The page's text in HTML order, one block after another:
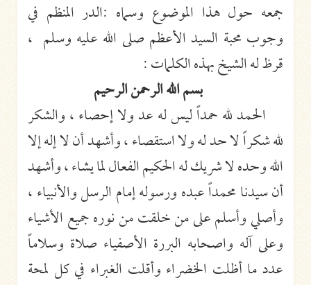
جمعه حول هذا الموضوع وسماه :الدر المنظم في
وجوب محبة السيد الأعظم صلى الله عليه وسلم ،
قرظ له الشيخ بهذه الكلمات :
بسم الله الرحمن الرحيم
الحمد لله حمداً ليس له عد ولا إحصاء ، والشكر
لله شكراً لا حد له ولا استقصاء ، وأشهد أن لا إله إلا
الله وحده لا شريك له الحكيم الفعال لما يشاء ، وأشهد
أن سيدنا محمداً عبده ورسوله إمام الرسل والأنبياء ،
وأصلي وأسلم على من خلقت من نوره جميع الأشياء
وعلى آله واصحابه البررة الأصفياء صلاة وسلاماً
عدد ما أظلت الخضراء وأقلت الغبراء في كل لمحة